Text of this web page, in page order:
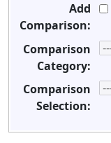
Add
Comparison:
Comparison
Category:
Comparison
Selection: